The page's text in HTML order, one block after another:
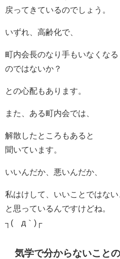
戻ってきているのでしょう。
いずれ、高齢化で、
町内会長のなり手もいなくなる
のではないか？
との心配もあります。
また、ある町内会では、
解散したところもあると
聞いています。
いいんだか、悪いんだか、
私はけして、いいことではない
と思っているんですけどね。
┐(´д｀)┌
気学で分からないこと